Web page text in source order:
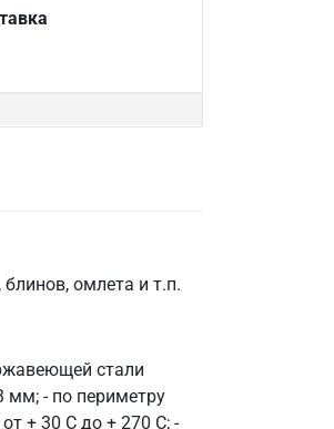
омлета и т.п.
стали
мм; - по периметру
+ 30 С до + 270 С; -